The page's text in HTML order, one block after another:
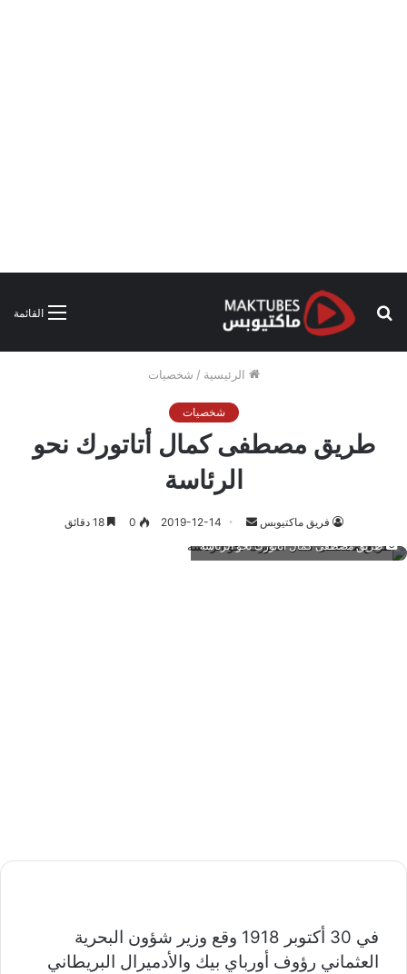
القائمة
بحث
الرئيسية / شخصيات
شخصيات
طريق مصطفى كمال أتاتورك نحو
الرئاسة
فريق ماكتيوبس
أرسل
إلكترونيا
2019-12-14
0 18 دقائق
طريق مصطفى كمال أتاتورك نحو الرئاسة
في 30 أكتوبر 1918 وقع وزير شؤون البحرية
العثماني رؤوف أورباي بيك والأدميرال البريطاني